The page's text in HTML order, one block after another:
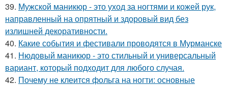
39. Мужской маникюр - это уход за ногтями и кожей рук,
направленный на опрятный и здоровый вид без
излишней декоративности.
40. Какие события и фестивали проводятся в Мурманске
41. Нюдовый маникюр - это стильный и универсальный
вариант, который подходит для любого случая.
42. Почему не клеится фольга на ногти: основные